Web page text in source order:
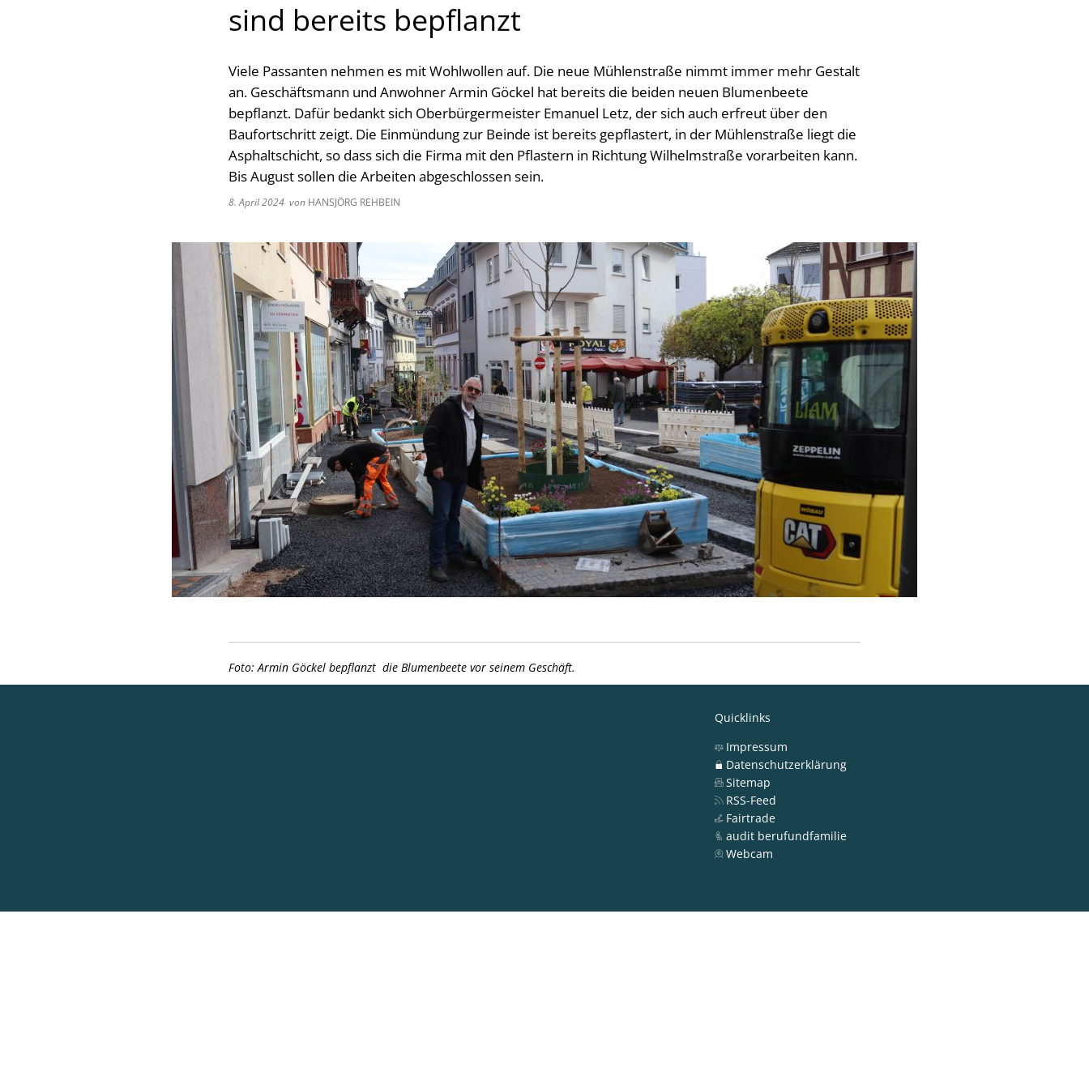
sind bereits bepflanzt
Viele Passanten nehmen es mit Wohlwollen auf. Die neue Mühlenstraße nimmt immer mehr Gestalt
an. Geschäftsmann und Anwohner Armin Göckel hat bereits die beiden neuen Blumenbeete
bepflanzt. Dafür bedankt sich Oberbürgermeister Emanuel Letz, der sich auch erfreut über den
Baufortschritt zeigt. Die Einmündung zur Beinde ist bereits gepflastert, in der Mühlenstraße liegt die
Asphaltschicht, so dass sich die Firma mit den Pflastern in Richtung Wilhelmstraße vorarbeiten kann.
Bis August sollen die Arbeiten abgeschlossen sein.
8. April 2024 von HANSJÖRG REHBEIN
Foto: Armin Göckel bepflanzt die Blumenbeete vor seinem Geschäft.
Quicklinks
Impressum
Datenschutzerklärung
Sitemap
RSS-Feed
Fairtrade
audit berufundfamilie
Webcam